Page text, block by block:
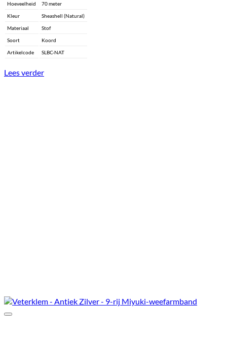
Hoeveelheid
70 meter
Kleur
Sheashell (Natural)
Materiaal
Stof
Soort
Koord
Artikelcode
SLBC-NAT
Lees verder